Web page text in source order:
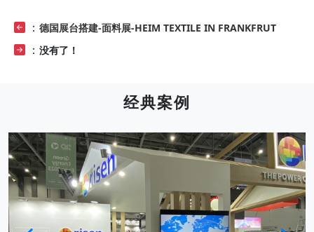
： 德国展台搭建-面料展-HEIM TEXTILE IN FRANKFRUT
： 没有了！
经典案例